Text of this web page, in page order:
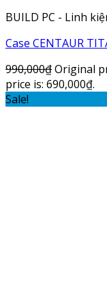
BUILD PC - Linh
Case CENTAUR
990,000₫Original
price is: 690,000₫.
Sale!